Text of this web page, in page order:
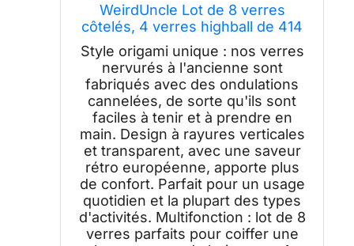
WeirdUncle Lot de 8 verres
côtelés, 4 verres highball de 414
ml et 4 verres à boire de 255,1 g,
transparents, style origami,
design cannelé, pour lait, eau,
cocktail, jus, bière, brosse à
dents,
Style origami unique : nos verres
nervurés à l'ancienne sont
fabriqués avec des ondulations
cannelées, de sorte qu'ils sont
faciles à tenir et à prendre en
main. Design à rayures verticales
et transparent, avec une saveur
rétro européenne, apporte plus
de confort. Parfait pour un usage
quotidien et la plupart des types
d'activités. Multifonction : lot de 8
verres parfaits pour coiffer une